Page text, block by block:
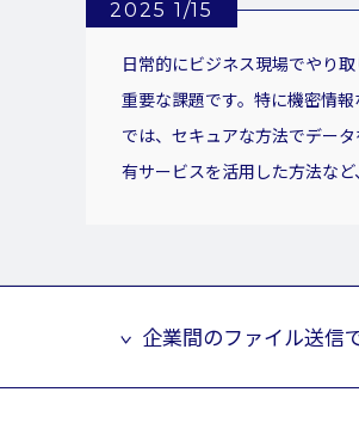
2025 1/15
日常的にビジネス現場でやり
重要な課題です。特に機密情
では、セキュアな方法でデー
有サービスを活用した方法な
企業間のファイル送信